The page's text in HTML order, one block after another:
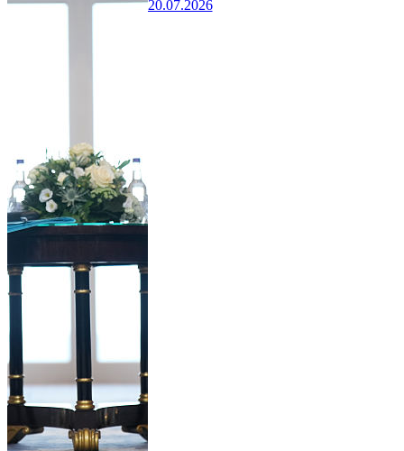
20.07.2026